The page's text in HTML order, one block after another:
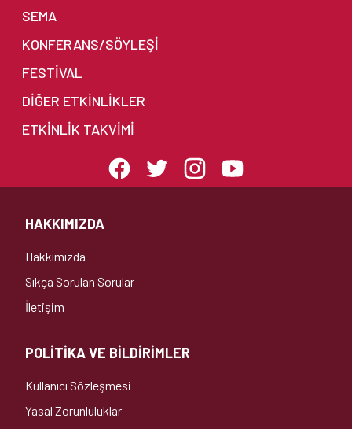
SEMA
KONFERANS/SÖYLEŞİ
FESTİVAL
DIĞER ETKINLIKLER
ETKINLIK TAKVIMI
HAKKIMIZDA
Hakkımızda
Sıkça Sorulan Sorular
İletişim
POLİTİKA VE BİLDİRİMLER
Kullanıcı Sözleşmesi
Yasal Zorunluluklar